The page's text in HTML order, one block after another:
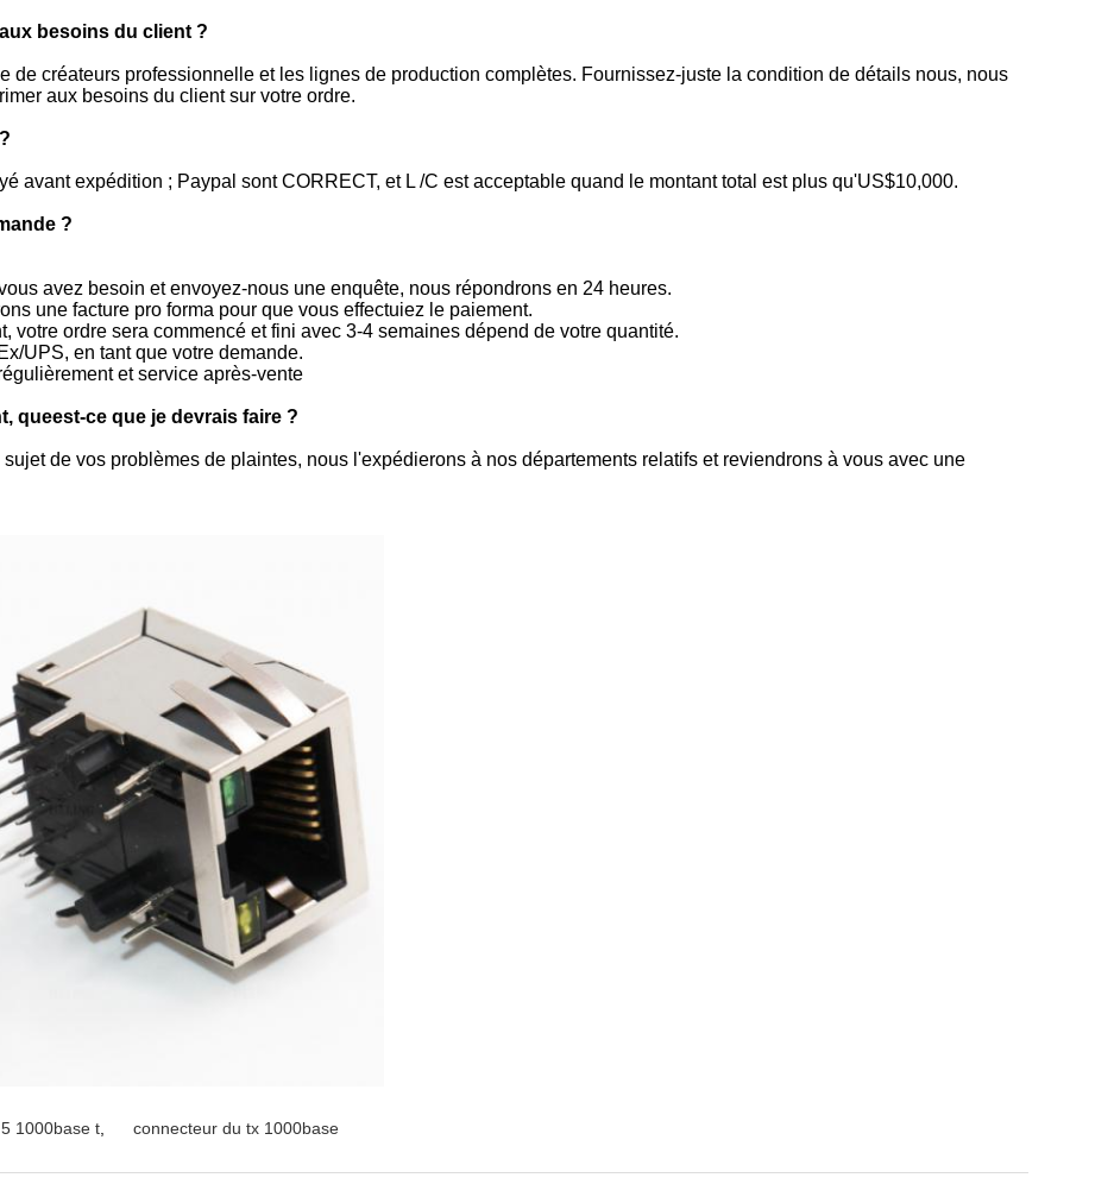
besoins du client ?
de créateurs professionnelle et les lignes de production complètes. Fournissez-juste la condition de détails nous, nous
aux besoins du client sur votre ordre.
avant expédition ; Paypal sont CORRECT, et L /C est acceptable quand le montant total est plus qu'US$10,000.
?
avez besoin et envoyez-nous une enquête, nous répondrons en 24 heures.
une facture pro forma pour que vous effectuiez le paiement.
votre ordre sera commencé et fini avec 3-4 semaines dépend de votre quantité.
UPS, en tant que votre demande.
et service après-vente
queest-ce que je devrais faire ?
de vos problèmes de plaintes, nous l'expédierons à nos départements relatifs et reviendrons à vous avec une
1000base t connecteur du tx 1000base